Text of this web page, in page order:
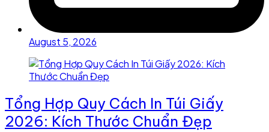
August 5, 2026
Tổng Hợp Quy Cách In Túi Giấy
2026: Kích Thước Chuẩn Đẹp